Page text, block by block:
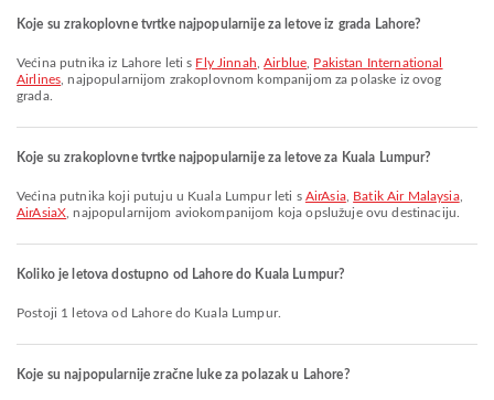
Koje su zrakoplovne tvrtke najpopularnije za letove iz grada Lahore?
Većina putnika iz Lahore leti s Fly Jinnah ,Airblue Pakistan International
Airlines , najpopularnijom zrakoplovnom kompanijom za polaske iz ovog
grada.
Koje su zrakoplovne tvrtke najpopularnije za letove za Kuala Lumpur?
Većina putnika koji putuju u Kuala Lumpur leti s AirAsia, Batik Air Malaysia,
AirAsiaX , najpopularnijom aviokompanijom koja opslužuje ovu destinaciju.
Koliko je letova dostupno od Lahore do Kuala Lumpur?
Postoji 1 letova od Lahore do Kuala Lumpur.
Koje su najpopularnije zračne luke za polazak u Lahore?